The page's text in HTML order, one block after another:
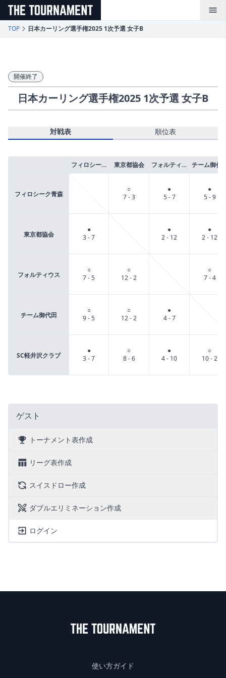
メインコンテンツへスキップ
TOP 日本カーリング選手権2025 1次予選 女子B
開催終了
日本カーリング選手権2025 1次予選 女子B
対戦表 順位表
フィロシーク青森 東京都協会 フォルティウス
フィロシーク青森
○
7 - 3
●
5 - 7
●
5 - 9
東京都協会
●
3 - 7
●
2 - 12
●
2 - 12
フォルティウス
○
7 - 5
○
12 - 2
○
7 - 4
チーム御代田
○
9 - 5
○
12 - 2
●
4 - 7
SC軽井沢クラブ
●
3 - 7
○
8 - 6
●
4 - 10
○
10 - 2
ゲスト
トーナメント表作成
リーグ表作成
スイスドロー作成
ダブルエリミネーション作成
ログイン
使い方ガイド